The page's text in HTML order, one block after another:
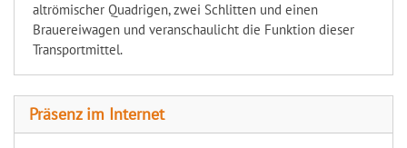
altrömischer Quadrigen, zwei Schlitten und einen
Brauereiwagen und veranschaulicht die Funktion dieser
Transportmittel.
Präsenz im Internet